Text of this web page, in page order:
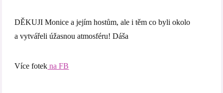
DĚKUJI Monice a jejím hostům, ale i těm co byli okolo
a vytvářeli úžasnou atmosféru! Dáša
Více fotek na FB